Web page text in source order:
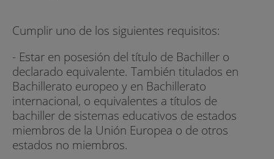
Cumplir uno de los siguientes requisitos:
- Estar en posesión del título de Bachiller o
declarado equivalente. También titulados en
Bachillerato europeo y en Bachillerato
internacional, o equivalentes a títulos de
bachiller de sistemas educativos de estados
miembros de la Unión Europea o de otros
estados no miembros.